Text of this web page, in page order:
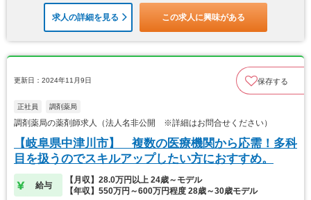
求人の詳細を見る この求人に興味がある
更新日：2024年11月9日 保存する
正社員 調剤薬局
調剤薬局の薬剤師求人（法人名非公開 ※詳細はお問合せください）
【岐阜県中津川市】 複数の医療機関から応需！多科
目を扱うのでスキルアップしたい方におすすめ。
給与
【月収】28.0万円以上 24歳～モデル
【年収】550万円～600万円程度 28歳～30歳モデル